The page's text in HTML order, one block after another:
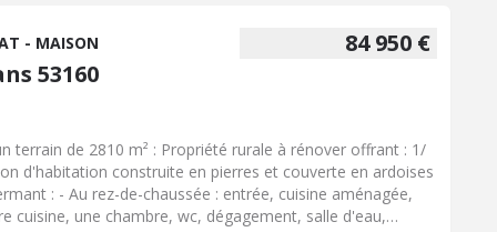
84 950 €
- MAISON
53160
terrain de 2810 m² : Propriété rurale à rénover offrant : 1/
d'habitation construite en pierres et couverte en ardoises
: - Au rez-de-chaussée : entrée, cuisine aménagée,
cuisine, une chambre, wc, dégagement, salle d'eau,